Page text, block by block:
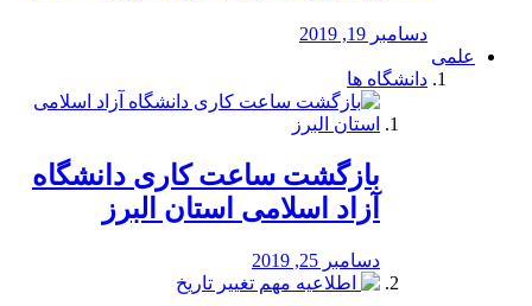
دسامبر 19, 2019
علمی
دانشگاه ها
بازگشت ساعت کاری دانشگاه
آزاد اسلامی استان البرز
دسامبر 25, 2019